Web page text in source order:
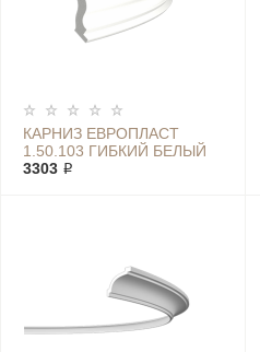
КАРНИЗ ЕВРОПЛАСТ
1.50.103 ГИБКИЙ БЕЛЫЙ
3303 ₽